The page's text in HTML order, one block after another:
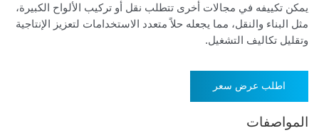
يمكن تكييفه في مجالات أخرى تتطلب نقل أو تركيب الألواح الكبيرة،
مثل البناء والنقل، مما يجعله حلاً متعدد الاستخدامات لتعزيز الإنتاجية
وتقليل تكاليف التشغيل.
اطلب عرض سعر
المواصفات